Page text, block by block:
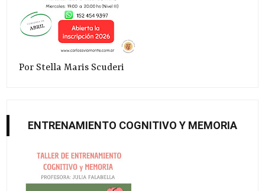
Por Stella Maris Scuderi
ENTRENAMIENTO COGNITIVO Y MEMORIA